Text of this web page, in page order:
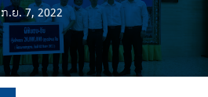
ກ.ຍ. 7, 2022